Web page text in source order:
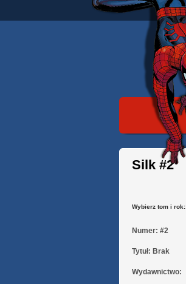
Silk #2
Wybierz tom i rok:
Numer: #2
Tytuł: Brak
Wydawnictwo: